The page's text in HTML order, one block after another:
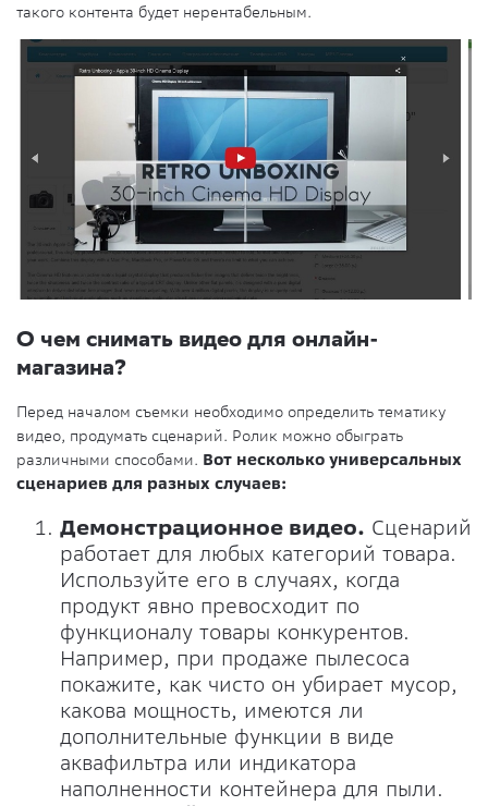
такого контента будет нерентабельным.
О чем снимать видео для онлайн-
магазина?
Перед началом съемки необходимо определить тематику
видео, продумать сценарий. Ролик можно обыграть
различными способами. Вот несколько универсальных
сценариев для разных случаев:
Демонстрационное видео. Сценарий
работает для любых категорий товара.
Используйте его в случаях, когда
продукт явно превосходит по
функционалу товары конкурентов.
Например, при продаже пылесоса
покажите, как чисто он убирает мусор,
какова мощность, имеются ли
дополнительные функции в виде
аквафильтра или индикатора
наполненности контейнера для пыли.